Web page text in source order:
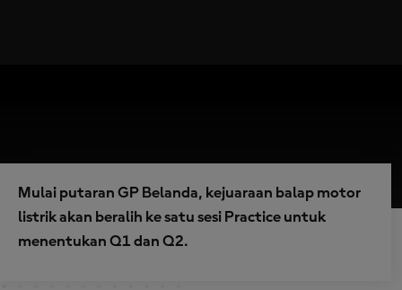
Mulai putaran GP Belanda, kejuaraan balap motor
listrik akan beralih ke satu sesi Practice untuk
menentukan Q1 dan Q2.